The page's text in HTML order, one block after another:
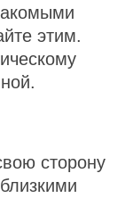
этим.
сторону